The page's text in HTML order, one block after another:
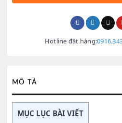
Hotline đặt hàng:
MÔ TẢ
MỤC LỤC BÀI VIẾT